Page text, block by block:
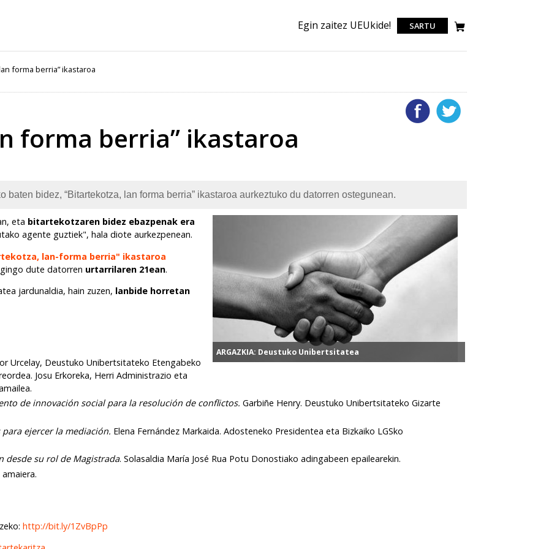
Egin zaitez UEUkide! SARTU
forma berria” ikastaroa
forma berria” ikastaroa
bidez, “Bitartekotza, lan forma berria” ikastaroa aurkeztuko du datorren ostegunean.
ARGAZKIA: Deustuko Unibertsitatea
eta bitartekotzaren bidez ebazpenak era
agente guztiek", hala diote aurkezpenean.
lan-forma berria" ikastaroa
dute datorren urtarrilaren 21ean.
jardunaldia, hain zuzen, lanbide horretan
Urcelay, Deustuko Unibertsitateko Etengabeko
Josu Erkoreka, Herri Administrazio eta
de innovación social para la resolución de conflictos. Garbiñe Henry. Deustuko Unibertsitateko Gizarte
ejercer la mediación. Elena Fernández Markaida. Adosteneko Presidentea eta Bizkaiko LGSko
desde su rol de Magistrada. Solasaldia María José Rua Potu Donostiako adingabeen epailearekin.
http://bit.ly/1ZvBpPp